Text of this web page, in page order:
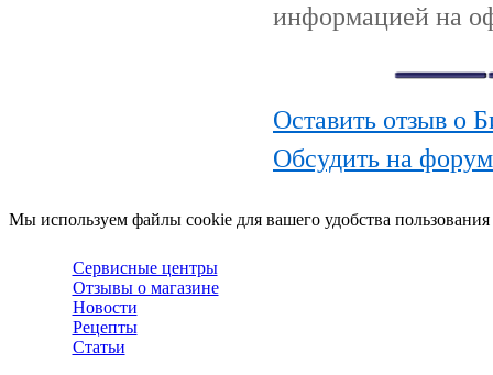
информацией на
Оставить отзыв о
Обсудить на
Мы используем файлы cookie для вашего удобства
Сервисные центры
Отзывы о магазине
Новости
Рецепты
Статьи